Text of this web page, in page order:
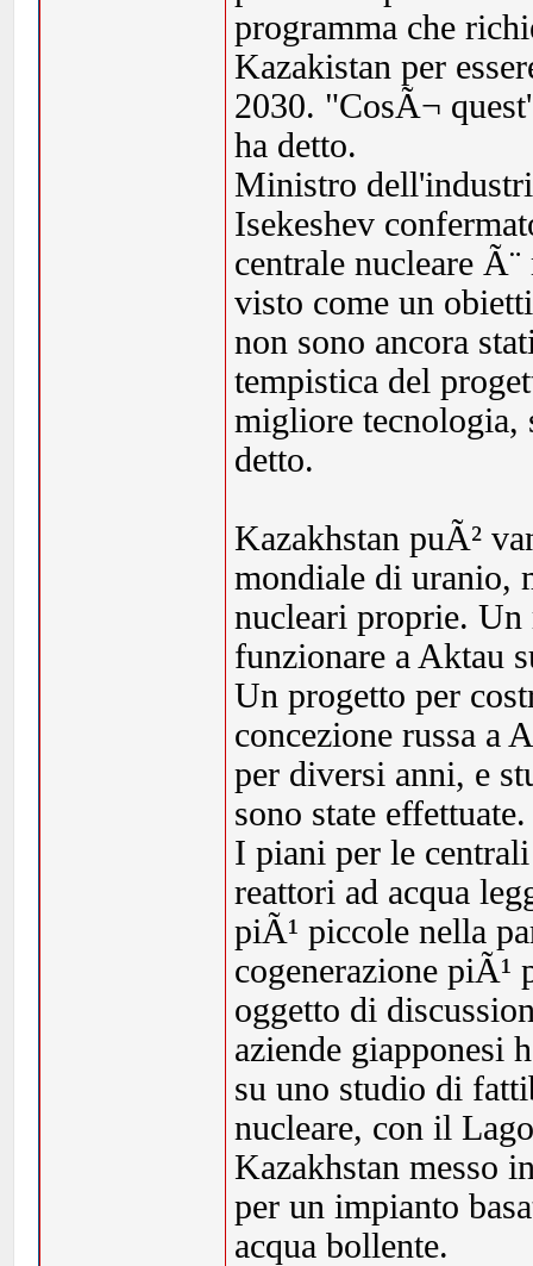
programma che
Kazakistan per
2030. "CosÃ¬
ha detto.
Ministro
Isekeshev
centrale nucleare
visto come un
non sono ancora
tempistica del
migliore tecnologia,
detto.
Kazakhstan puÃ²
mondiale di uranio,
nucleari proprie.
funzionare a Aktau
Un progetto per
concezione russa a
per diversi anni, e
sono state effettuate.
I piani per le
reattori ad acqua
piÃ¹ piccole nella
cogenerazione
oggetto di
aziende giapponesi
su uno studio di
nucleare, con il
Kazakhstan messo
per un impianto
acqua bollente.